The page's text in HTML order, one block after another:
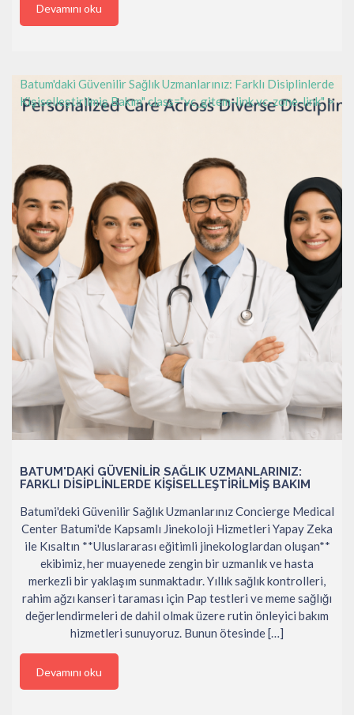
Devamını oku
Batum'daki Güvenilir Sağlık Uzmanlarınız: Farklı Disiplinlerde
Kişiselleştirilmiş Bakım" class="vc_gitem-link vc-zone-link" >
BATUM'DAKI GÜVENILIR SAĞLIK UZMANLARINIZ:
FARKLI DISIPLINLERDE KIŞISELLEŞTIRILMIŞ BAKIM
Batumi'deki Güvenilir Sağlık Uzmanlarınız Concierge Medical
Center Batumi'de Kapsamlı Jinekoloji Hizmetleri Yapay Zeka
ile Kısaltın **Uluslararası eğitimli jinekologlardan oluşan**
ekibimiz, her muayenede zengin bir uzmanlık ve hasta
merkezli bir yaklaşım sunmaktadır. Yıllık sağlık kontrolleri,
rahim ağzı kanseri taraması için Pap testleri ve meme sağlığı
değerlendirmeleri de dahil olmak üzere rutin önleyici bakım
hizmetleri sunuyoruz. Bunun ötesinde […]
Devamını oku